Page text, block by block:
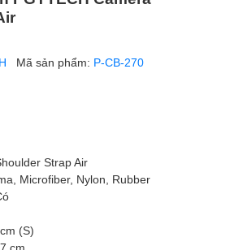
Mã sản phẩm: P-CB-270
Strap Air
Microfiber, Nylon, Rubber
(S)
cm